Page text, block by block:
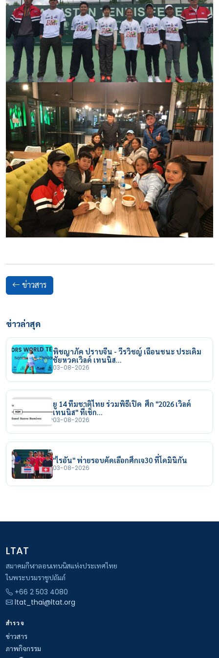
ข่าวสาร
ข่าวล่าสุด
พิชญาภัค ปราบจีน - วีรวิชญ์ เฉือนชนะ ประเดิม
ชัยหวดเวิลด์ เทนนิส…
03-08-2026
ยู 14 ทีมชาติไทย ร่วมพิธีเปิด ศึก "2026 เวิลด์
เทนนิส" ที่เช็ก…
03-08-2026
"ไรอัน" พ่ายรอบคัดเลือกศึกเจ30 ที่โดมินิกัน
03-08-2026
LTAT
สมาคมกีฬาลอนเทนนิสแห่งประเทศไทย
ในพระบรมราชูปถัมภ์
+66 2 503 4080
ltat_thai@ltat.org
สำรวจ
ข่าวสาร
ภาพกิจกรรม